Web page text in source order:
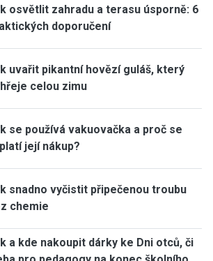
osvětlit zahradu a terasu úsporně: 6
doporučení
uvařit pikantní hovězí guláš, který
celou zimu
se používá vakuovačka a proč se
její nákup?
snadno vyčistit připečenou troubu
chemie
a kde nakoupit dárky ke Dni otců, či